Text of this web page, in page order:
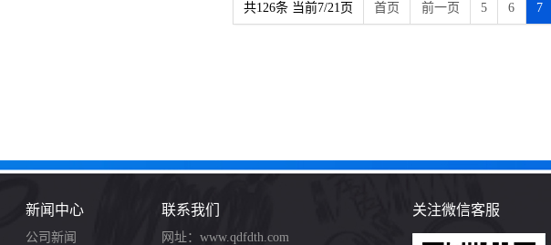
共126条 当前7/21页 首页 前一页 5 6 7
新闻中心
公司新闻
联系我们
网址：www.qdfdth.com
关注微信客服